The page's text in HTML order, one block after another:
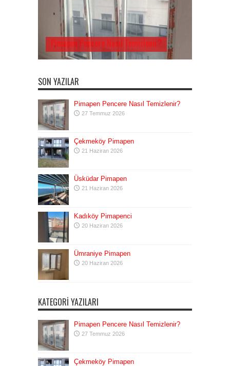
Pimapen Pencere Nasıl Temizlenir?
SON YAZILAR
Pimapen Pencere Nasıl Temizlenir?
27 Temmuz 2026
Çekmeköy Pimapen
21 Haziran 2026
Üsküdar Pimapen
21 Haziran 2026
Kadıköy Pimapenci
20 Haziran 2026
Ümraniye Pimapen
20 Haziran 2026
KATEGORI YAZILARI
Pimapen Pencere Nasıl Temizlenir?
27 Temmuz 2026
Çekmeköy Pimapen